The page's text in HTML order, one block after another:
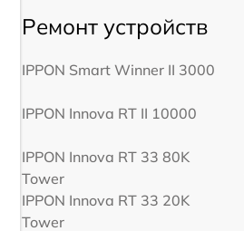
Ремонт устройств
IPPON Smart Winner II 3000
IPPON Innova RT II 10000
IPPON Innova RT 33 80K
Tower
IPPON Innova RT 33 20K
Tower